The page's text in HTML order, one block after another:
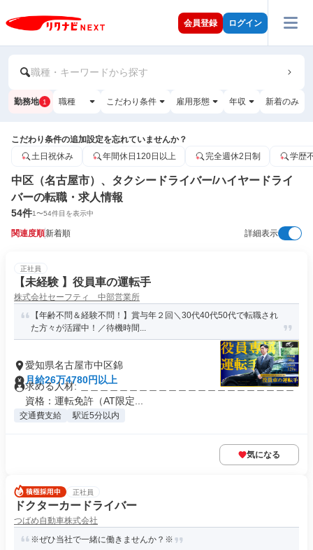
会員登録 ログイン
職種・キーワードから探す
勤務地 1 職種 こだわり条件 雇用形態 年収 新着のみ
こだわり条件の追加設定を忘れていませんか？
土日祝休み
年間休日120日以上 完全週休2日制 学歴
中区（名古屋市）、タクシードライバー/ハイヤードライ
バーの転職・求人情報
54件1〜54件目を表示中
関連度順新着順 詳細表示
正社員
【未経験 】役員車の運転手
株式会社セーフティ 中部営業所
【年齢不問＆経験不問！】賞与年２回＼30代40代50代で転職され
た方々が活躍中！／待機時間...
愛知県名古屋市中区錦
月給26万4780円以上
求める人材: ＿＿＿＿＿＿＿＿＿＿＿＿＿＿＿＿＿＿＿＿＿＿
資格：運転免許（AT限定...
交通費支給 駅近5分以内
気になる
正社員
ドクターカードライバー
つばめ自動車株式会社
※ぜひ当社で一緒に働きませんか？※